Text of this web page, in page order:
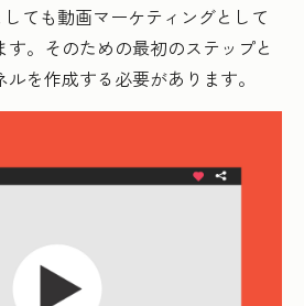
ても動画マーケティングとして
。そのための最初のステップと
を作成する必要があります。